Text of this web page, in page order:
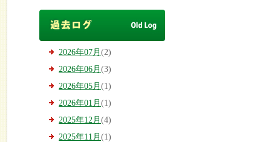
2026年07月 (2)
2026年06月 (3)
2026年05月 (1)
2026年01月 (1)
2025年12月 (4)
2025年11月 (1)